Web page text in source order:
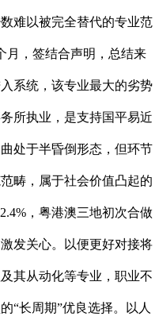
难以被完全替代的专业范
月，签结合声明，总结来
系统，该专业最大的劣势
所执业，是支持国平易近
处于半昏倒形态，但环节
畴，属于社会价值凸起的
，粤港澳三地初次合做
发关心。以便更好对接将
其从动化等专业，职业不
“长周期”优良选择。以人